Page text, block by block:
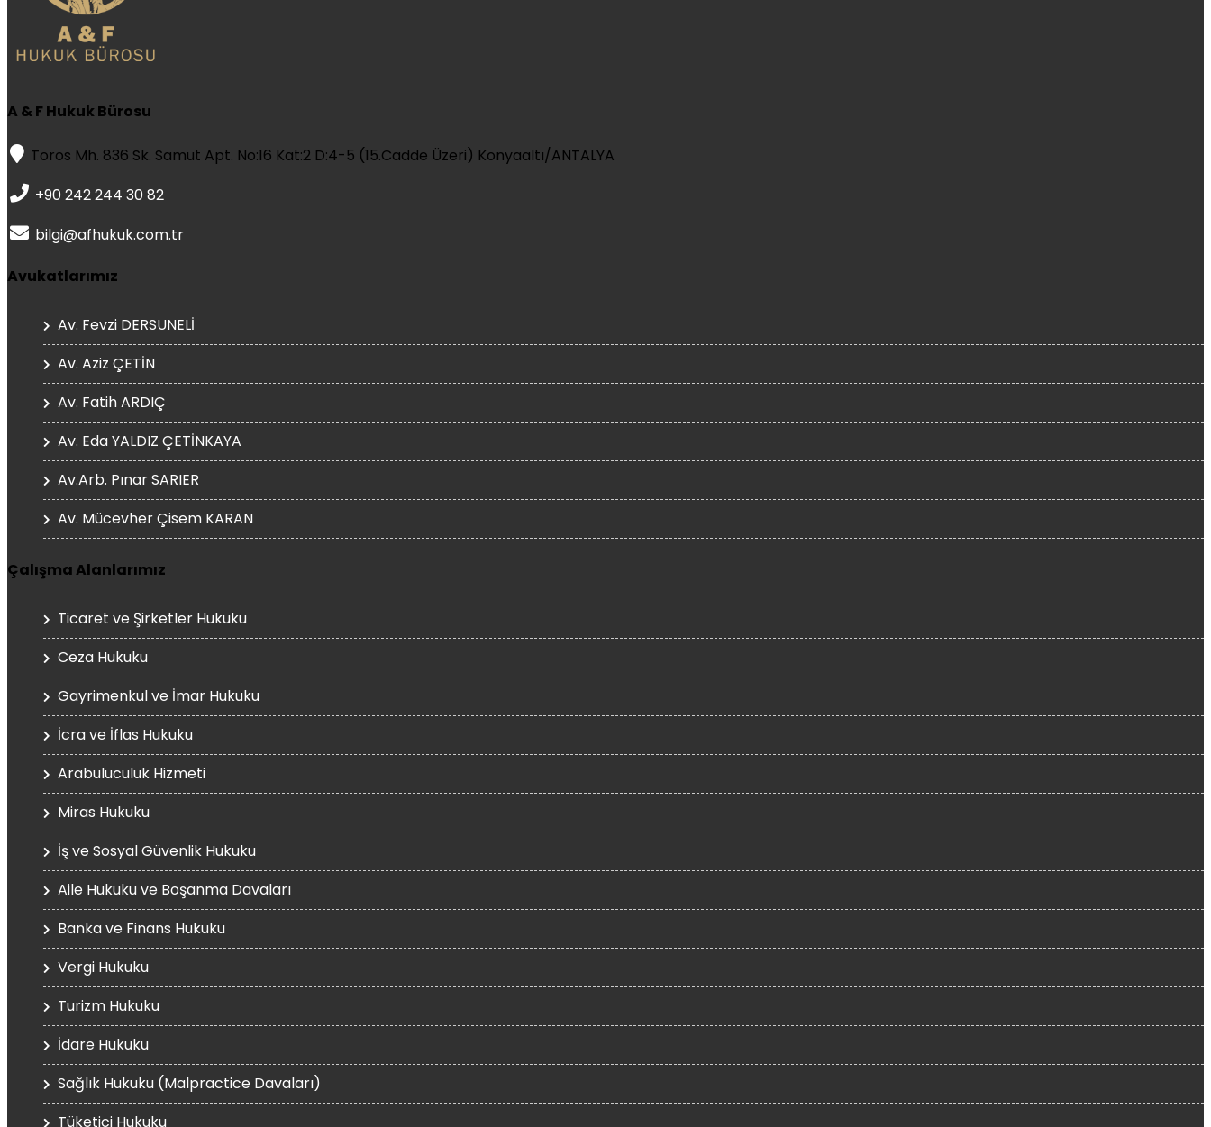
A & F Hukuk Bürosu
Toros Mh. 836 Sk. Samut Apt. No:16 Kat:2 D:4-5 (15.Cadde Üzeri) Konyaaltı/ANTALYA
+90 242 244 30 82
bilgi@afhukuk.com.tr
Avukatlarımız
Av. Fevzi DERSUNELİ
Av. Aziz ÇETİN
Av. Fatih ARDIÇ
Av. Eda YALDIZ ÇETİNKAYA
Av.Arb. Pınar SARIER
Av. Mücevher Çisem KARAN
Çalışma Alanlarımız
Ticaret ve Şirketler Hukuku
Ceza Hukuku
Gayrimenkul ve İmar Hukuku
İcra ve İflas Hukuku
Arabuluculuk Hizmeti
Miras Hukuku
İş ve Sosyal Güvenlik Hukuku
Aile Hukuku ve Boşanma Davaları
Banka ve Finans Hukuku
Vergi Hukuku
Turizm Hukuku
İdare Hukuku
Sağlık Hukuku (Malpractice Davaları)
Tüketici Hukuku